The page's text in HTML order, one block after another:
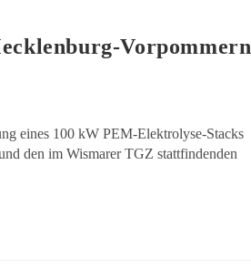
Vorpommern
eines 100 kW PEM-Elektrolyse-Stacks
den im Wismarer TGZ stattfindenden